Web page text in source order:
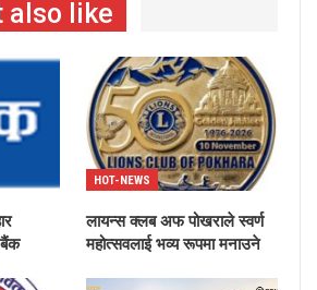
also like
बैंक
HOT-NEWS
लायन्स क्लब अफ पोखराले स्वर्ण
महोत्सवलाई भव्य रूपमा मनाउने